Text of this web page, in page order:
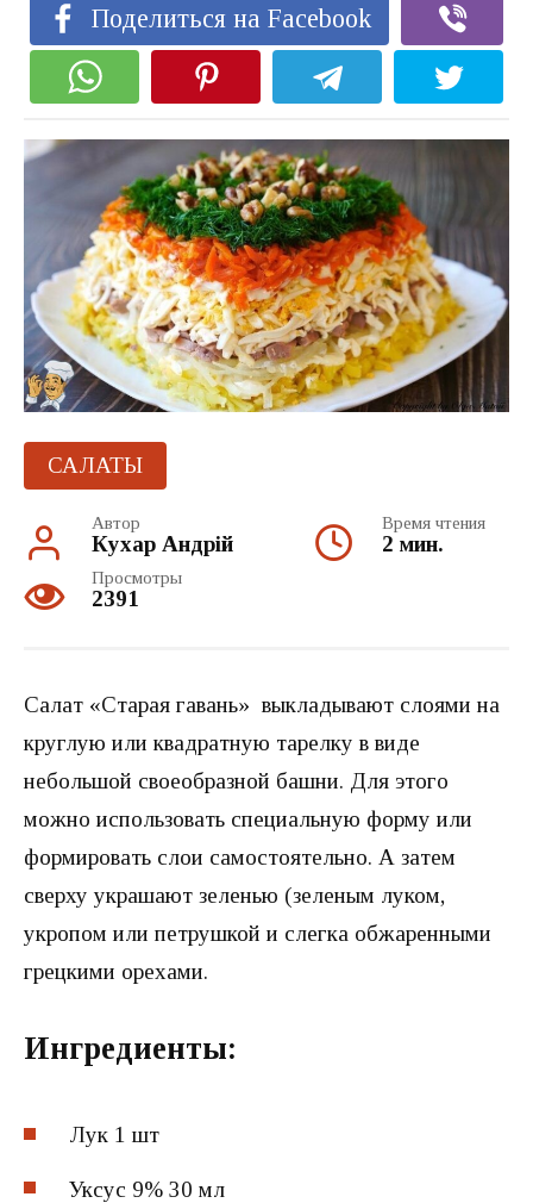
Поделиться на Facebook
САЛАТЫ
Автор
Кухар Андрій
Время чтения
2 мин.
Просмотры
2391
Салат «Старая гавань» выкладывают слоями на
круглую или квадратную тарелку в виде
небольшой своеобразной башни. Для этого
можно использовать специальную форму или
формировать слои самостоятельно. А затем
сверху украшают зеленью (зеленым луком,
укропом или петрушкой и слегка обжаренными
грецкими орехами.
Ингредиенты:
Лук 1 шт
Уксус 9% 30 мл